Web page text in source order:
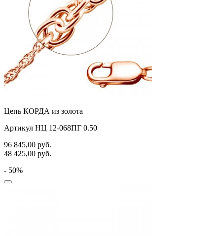
Цепь КОРДА из золота
Артикул НЦ 12-068ПГ 0.50
96 845,00 руб.
48 425,00 руб.
- 50%